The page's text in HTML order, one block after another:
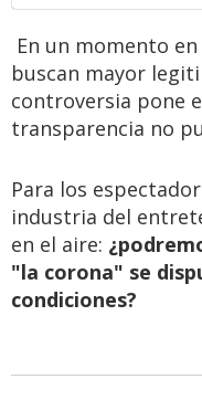
En un momento
buscan mayor
controversia pone
transparencia no
Para los
industria del
en el aire:
"la corona" se
condiciones?